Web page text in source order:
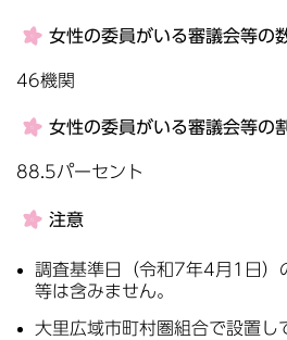
女性の委員がいる審議会等の
46機関
女性の委員がいる審議会等の
88.5パーセント
注意
調査基準日（令和7年4月1日）
等は含みません。
大里広域市町村圏組合で設置し